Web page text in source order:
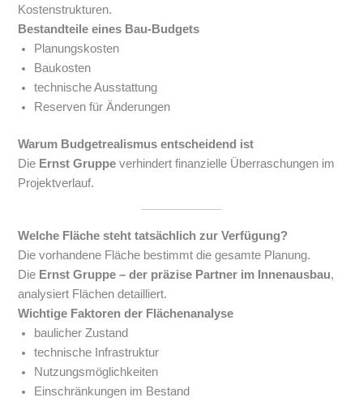
Kostenstrukturen.
Bestandteile eines Bau-Budgets
Planungskosten
Baukosten
technische Ausstattung
Reserven für Änderungen
Warum Budgetrealismus entscheidend ist
Die Ernst Gruppe verhindert finanzielle Überraschungen im
Projektverlauf.
Welche Fläche steht tatsächlich zur Verfügung?
Die vorhandene Fläche bestimmt die gesamte Planung.
Die Ernst Gruppe – der präzise Partner im Innenausbau,
analysiert Flächen detailliert.
Wichtige Faktoren der Flächenanalyse
baulicher Zustand
technische Infrastruktur
Nutzungsmöglichkeiten
Einschränkungen im Bestand